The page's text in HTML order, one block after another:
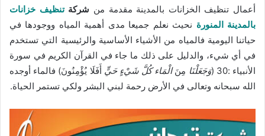
أعمال تنظيف الخزانات بالمدينة مقدمة من شركةتنظيف خزانات
بالمدينة المنورة نحيث نعلم جميعا مدى أهمية المياه ووجودها في
حياتنا اليومية فالمياه من الأشياء الأساسية والرئيسية التي تستخدم
في أي شيء، والدليل على ذلك ما جاء في القرآن الكريم في سورة
الأنبياء :30 (
وَجَعَلْنَا مِنَالْمَاء كُلَّ شَيْءٍ حَيٍّ أَفَلَا يُؤْمِنُونَ) فالماء أوجده
الله سبحانه وتعالى في الأرض رحمة لبني البشر ولكي تستمر الحياة.